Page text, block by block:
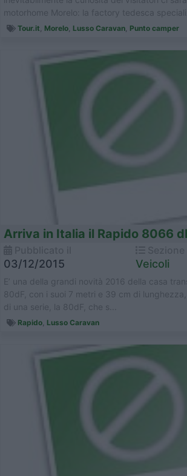
motorhome Morelo: la factory tedesca
cl... Tour.it Morelo Lusso Caravan Punto camper
Arriva in Italia il Rapido 8066
03/12/2015 Veicoli
E’ una della grandi novità 2016 della casa
80dF, con i suoi 7 metri e 39 cm di lunghezza,
di una serie, la 80dF, che s...
Rapido, Lusso Caravan